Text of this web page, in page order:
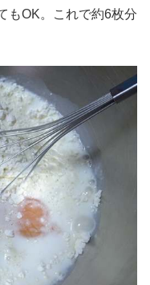
もOK。これで約6枚分